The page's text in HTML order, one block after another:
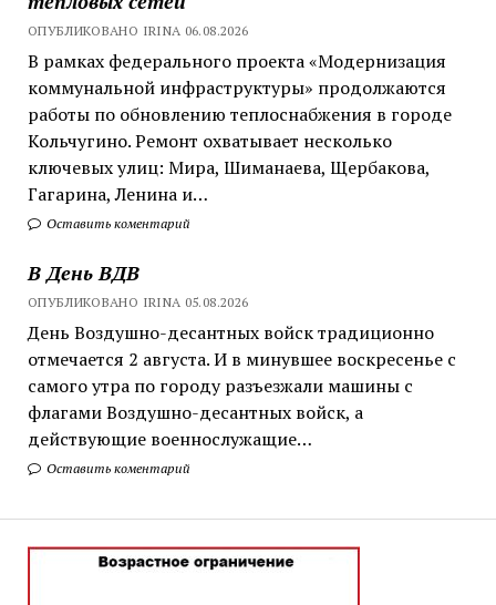
ОПУБЛИКОВАНО IRINA 06.08.2026
В рамках федерального проекта «Модернизация
коммунальной инфраструктуры» продолжаются
работы по обновлению теплоснабжения в городе
Кольчугино. Ремонт охватывает несколько
ключевых улиц: Мира, Шиманаева, Щербакова,
Гагарина, Ленина и…
Оставить коментарий
В День ВДВ
ОПУБЛИКОВАНО IRINA 05.08.2026
День Воздушно-десантных войск традиционно
отмечается 2 августа. И в минувшее воскресенье с
самого утра по городу разъезжали машины с
флагами Воздушно-десантных войск, а
действующие военнослужащие…
Оставить коментарий